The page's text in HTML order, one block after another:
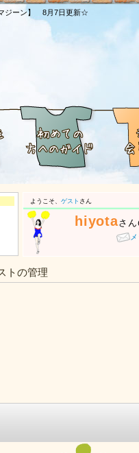
ジーン】 8月7日更新☆
ようこそ、 ゲスト さん
hiyotaさん
トの管理